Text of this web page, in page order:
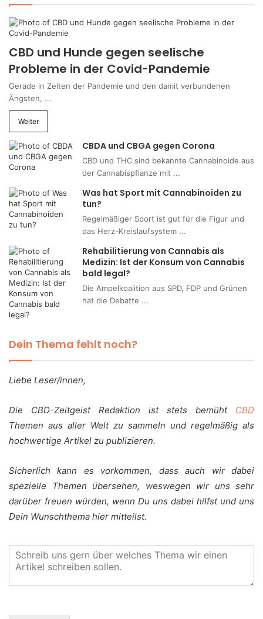
CBD und Hunde gegen seelische
Probleme in der Covid-Pandemie
Gerade in Zeiten der Pandemie und den damit verbundenen
Ängsten, ...
Weiter
CBDA und CBGA gegen Corona
CBD und THC sind bekannte Cannabinoide aus
der Cannabispflanze mit ...
Was hat Sport mit Cannabinoiden zu
tun?
Regelmäßiger Sport ist gut für die Figur und
das Herz-Kreislaufsystem ...
Rehabilitierung von Cannabis als
Medizin: Ist der Konsum von Cannabis
bald legal?
Die Ampelkoalition aus SPD, FDP und Grünen
hat die Debatte ...
Dein Thema fehlt noch?
Liebe Leser/innen,
Die CBD-Zeitgeist Redaktion ist stets bemüht CBD
Themen aus aller Welt zu sammeln und regelmäßig als
hochwertige Artikel zu publizieren.
Sicherlich kann es vorkommen, dass auch wir dabei
spezielle Themen übersehen, weswegen wir uns sehr
darüber freuen würden, wenn Du uns dabei hilfst und uns
Dein Wunschthema hier mitteilst.